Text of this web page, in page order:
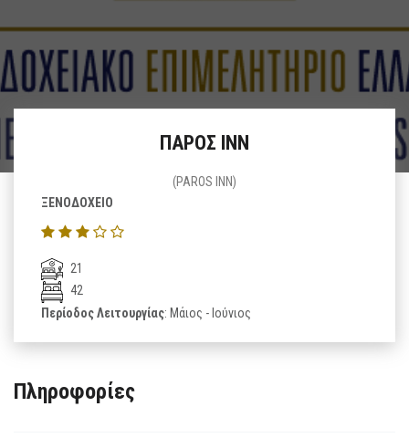
ΠΑΡΟΣ ΙΝΝ
(PAROS INN)
ΞΕΝΟΔΟΧΕΙΟ
21
42
Περίοδος Λειτουργίας: Μάιος - Ιούνιος
Πληροφορίες